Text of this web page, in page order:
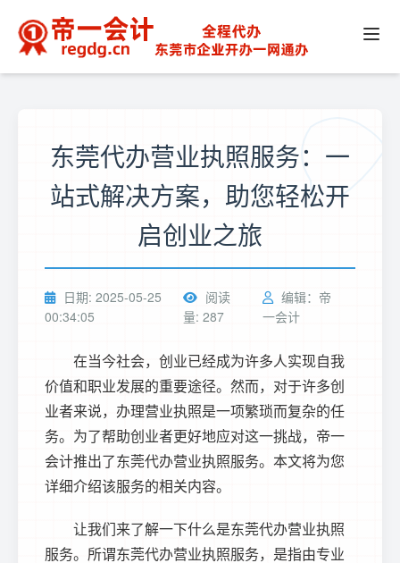
东莞代办营业执照服务：一
站式解决方案，助您轻松开
启创业之旅
日期: 2025-05-25
00:34:05
阅读
量: 287
编辑：帝
一会计
在当今社会，创业已经成为许多人实现自我
价值和职业发展的重要途径。然而，对于许多创
业者来说，办理营业执照是一项繁琐而复杂的任
务。为了帮助创业者更好地应对这一挑战，帝一
会计推出了东莞代办营业执照服务。本文将为您
详细介绍该服务的相关内容。
让我们来了解一下什么是东莞代办营业执照
服务。所谓东莞代办营业执照服务，是指由专业